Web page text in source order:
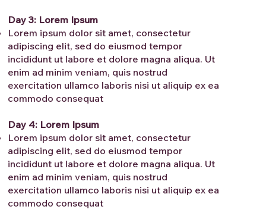
Day 3: Lorem Ipsum
Lorem ipsum dolor sit amet, consectetur
adipiscing elit, sed do eiusmod tempor
incididunt ut labore et dolore magna aliqua. Ut
enim ad minim veniam, quis nostrud
exercitation ullamco laboris nisi ut aliquip ex ea
commodo consequat
Day 4: Lorem Ipsum
Lorem ipsum dolor sit amet, consectetur
adipiscing elit, sed do eiusmod tempor
incididunt ut labore et dolore magna aliqua. Ut
enim ad minim veniam, quis nostrud
exercitation ullamco laboris nisi ut aliquip ex ea
commodo consequat